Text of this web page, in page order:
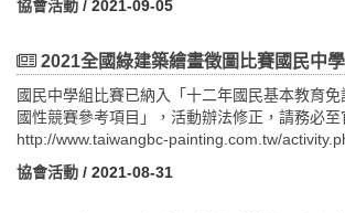
培訓當天全程同步錄影紀錄，也能同步擷取每堂
課程相關證明（僅提供予全程出席者，以實際
參訓證明書乙紙。(二) 內政部營建署建築師執業
建築示範基地暨低碳觀光綠建築知性之旅導覽
二）第一場(第一天)110年10月26日（星期二）
行動糧.門票.專業領團.旅行業責任險) (※高鐵車
用：旺季(每年10月至隔年2月底，含非假日)，
房-1大床住2人)；每人$6,500元(單人住宿-1大
人房-2大床住2人)只有2間平日(每年3月至9月
四)，每人$5,300元(2人房-1大床住2人)；每人
大床)；每人$6,200元(4人房-2大床住2人)只有2
路費.旅行業責任險等) ※奧萬大住宿以2人房1大
協會活動 / 2021-09-05
2021全國綠建築繪畫徵圖比賽國民中
國民中學組比賽已納入「十二年國民基本教育
國性競賽參考項目」，活動辦法修正，請務必至
http://www.taiwangbc-painting.com.tw/
選：8月30日至9月21日參賽作品網路報名：9月
作品寄送：10月1日至10月8日
協會活動 / 2021-08-31